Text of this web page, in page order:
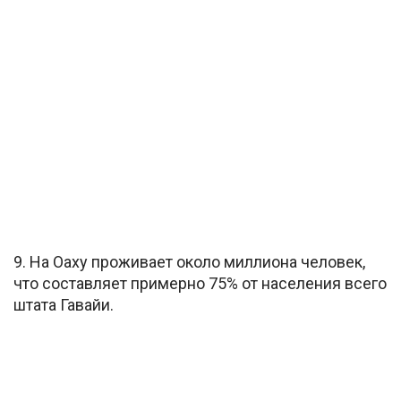
9. На Оаху проживает около миллиона человек,
что составляет примерно 75% от населения всего
штата Гавайи.